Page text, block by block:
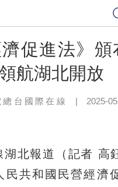
濟促進法》
航湖北開放
台國際在線 | 2025-
北報道（記者 高
民共和國民營經濟